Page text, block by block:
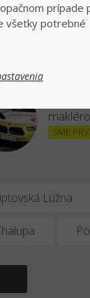
SME
prípade
všetky potrebné